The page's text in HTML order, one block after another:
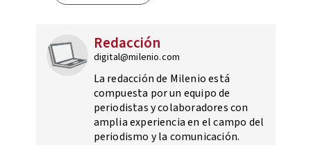
Redacción
digital@milenio.com
La redacción de Milenio está
compuesta por un equipo de
periodistas y colaboradores con
amplia experiencia en el campo del
periodismo y la comunicación.